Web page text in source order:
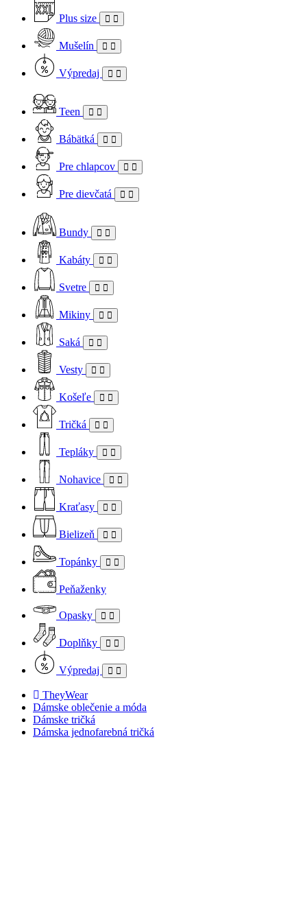
Plus size
Mušelín
Výpredaj
Teen
Bábätká
Pre chlapcov
Pre dievčatá
Bundy
Kabáty
Svetre
Mikiny
Saká
Vesty
Košeľe
Tričká
Tepláky
Nohavice
Kraťasy
Bielizeň
Topánky
Peňaženky
Opasky
Doplňky
Výpredaj
TheyWear
Dámske oblečenie a móda
Dámske tričká
Dámska jednofarebná tričká